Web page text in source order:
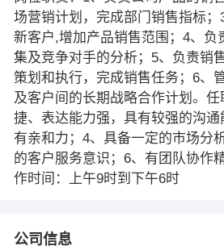
场营销计划，完成部门销售指标
新客户,增加产品销售范围；4、负
集及竞争对手的分析；5、负责销
策划和执行，完成销售任务；6、
及客户间的长期战略合作计划。
捷、表达能力强，具有较强的沟
有亲和力；4、具备一定的市场分
的客户服务意识；6、有团队协作
作时间：上午9时到下午6时
公司信息